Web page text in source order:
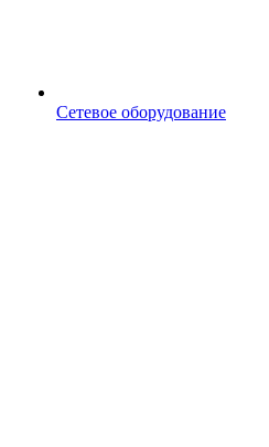
Сетевое оборудование